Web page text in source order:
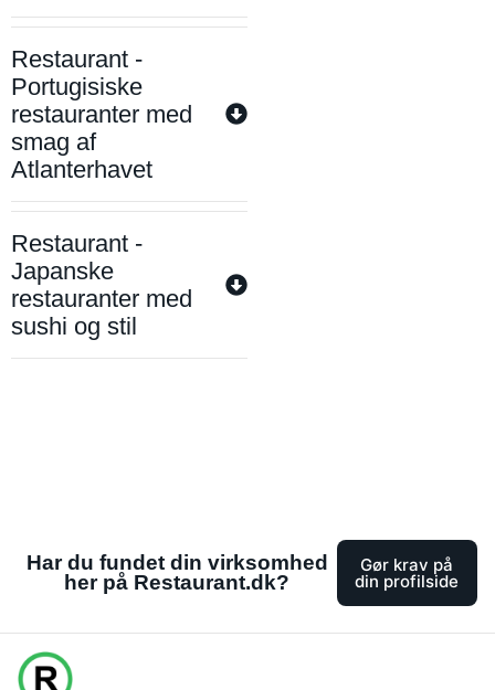
Restaurant -
Portugisiske
restauranter med
smag af
Atlanterhavet
Restaurant -
Japanske
restauranter med
sushi og stil
Har du fundet din virksomhed
her på Restaurant.dk?
Gør krav på
din profilside